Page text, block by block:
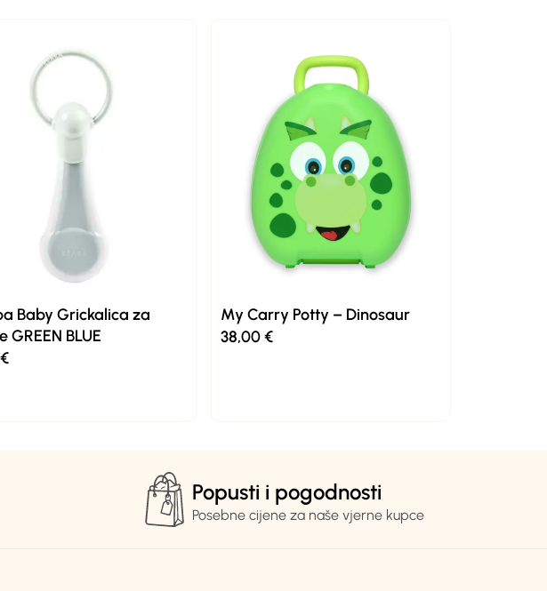
Baby Grickalica za
GREEN BLUE
€
My Carry Potty – Dinosaur
38,00€
Popusti i pogodnosti
Posebne cijene za naše vjerne kupce